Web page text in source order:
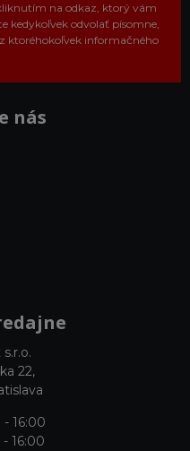
na odkaz, ktorý vám
kedykoľvek odvolať písomne,
ktoréhokoľvek informačného
nás
22,
16:00
16:00